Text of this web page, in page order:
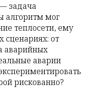
задача
алгоритм мог
теплосети, ему
от
аварийных
аварии
рискованно?